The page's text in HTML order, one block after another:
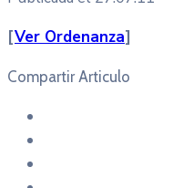
[Ver Ordenanza]
Compartir Articulo